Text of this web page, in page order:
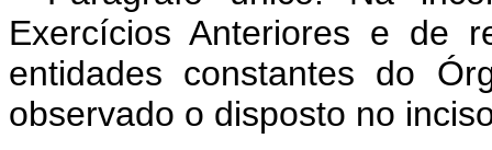
Exercícios Anteriores e de
entidades constantes do
observado o disposto no